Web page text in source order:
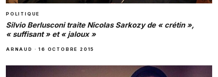
POLITIQUE
Silvio Berlusconi traite Nicolas Sarkozy de « crétin »,
« suffisant » et « jaloux »
ARNAUD ·16 OCTOBRE 2015